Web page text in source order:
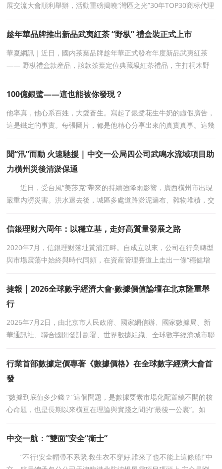
展交流大會順利舉辦，活動重磅揭曉“灣區之光”30年TOP30商标代理
趁年華品牌推出新品武夷紅茶 “野枞” 禮盒裝正式上市
華夏網訊｜近日，國内茶葉品牌趁年華正式發布年度新品武夷紅茶
—— 野枞禮盒款産品，該款茶葉定位典藏級紅茶禮品，主打桐木野
100億銀鹭——這也能被你發現？
他率真，他心系百姓，大愛蒼生。寫起了銀鹭花生牛奶的虛假廣告，
這是鐵定的事實。每張圖片，都是他精心分享出來的真實真事。這幾
聞“汛”而動 火速馳援 | 中交一公局四公司武鳴水流域項目助
力橫州災後清淤保通
近日，受台風“美莎克”帶來的持續強降雨影響，廣西橫州市出現
嚴重内澇災害。洪水退去後，城區多處道路淤泥遍布、雜物堆積，交
信銀理财六周年：以穩立基，走好高質量發展之路
2020年7月，信銀理财落址黃浦江畔。自成立以來，公司在行業轉型
與市場震蕩中始終與時代同頻，在資産管理賽道上走出一條“穩健增
捷報 | 2026全球數字經濟大會·數據價值論壇在北京隆重舉
行
2026年7月2日，由北京市人民政府、國家網信辦、國家數據局、新
華通訊社、聯合國開發計劃署、世界數據組織、全球數字經濟城市聯
行業首部數據定價專著《數據價格》在全球數字經濟大會首
發
“數據到底值多少錢？”這個問題，是數據要素市場化配置繞不開的核
心命題，也是長期以來橫亘在理論與實踐之間的“最後一公裏”。如
中交一航：“雙面”安全“衛士”
“不行!安全帽帶不系緊,救生衣不穿好,誰來了也不能上這條船!”中